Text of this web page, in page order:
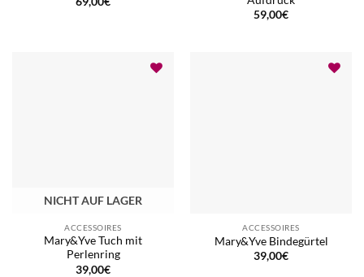
59,00€
NICHT AUF LAGER
ACCESSOIRES
Mary&Yve Tuch mit
Perlenring
39,00€
ACCESSOIRES
Mary&Yve Bindegürtel
39,00€